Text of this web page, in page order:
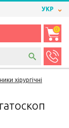
УКР
0
хірургічні